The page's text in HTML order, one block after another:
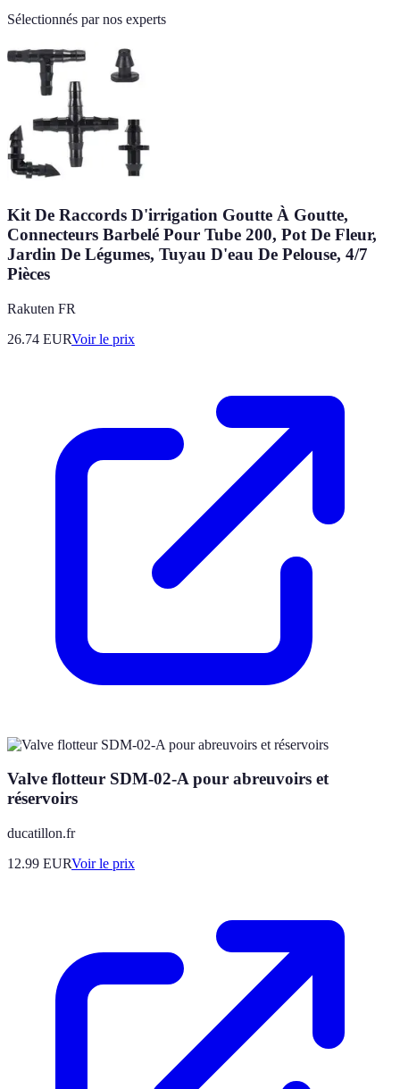
Sélectionnés par nos experts
Kit De Raccords D'irrigation Goutte À Goutte,
Connecteurs Barbelé Pour Tube 200, Pot De Fleur,
Jardin De Légumes, Tuyau D'eau De Pelouse, 4/7
Pièces
Rakuten FR
26.74 EURVoir le prix
Valve flotteur SDM-02-A pour abreuvoirs et
réservoirs
ducatillon.fr
12.99 EURVoir le prix